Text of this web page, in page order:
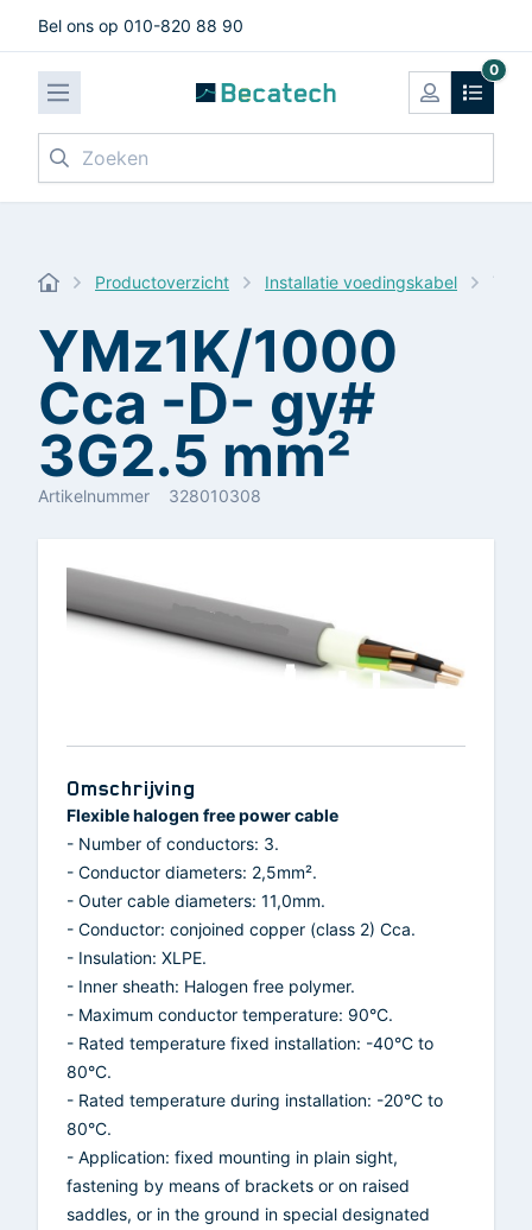
Bel ons op 010-820 88 90
0
Zoeken
Productoverzicht Installatie voedingskabel
YMz1K/1000
Cca -D- gy#
3G2.5 mm²
Artikelnummer 328010308
Omschrijving
Flexible halogen free power cable
- Number of conductors: 3.
- Conductor diameters: 2,5mm².
- Outer cable diameters: 11,0mm.
- Conductor: conjoined copper (class 2) Cca.
- Insulation: XLPE.
- Inner sheath: Halogen free polymer.
- Maximum conductor temperature: 90°C.
- Rated temperature fixed installation: -40°C to
80°C.
- Rated temperature during installation: -20°C to
80°C.
- Application: fixed mounting in plain sight,
fastening by means of brackets or on raised
saddles, or in the ground in special designated